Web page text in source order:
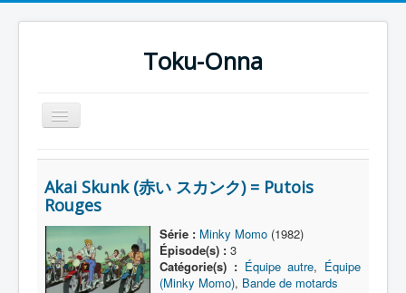
Toku-Onna
Basculer
la
Accueil
Toku-Actrices
Toku-Critiques
Séries
Films
Akai Skunk (赤い スカンク) = Putois
Rouges
Série : Minky Momo(1982)
Épisode(s) :3
Catégorie(s) : Équipe autre, Équipe
(Minky Momo), Bande de motards